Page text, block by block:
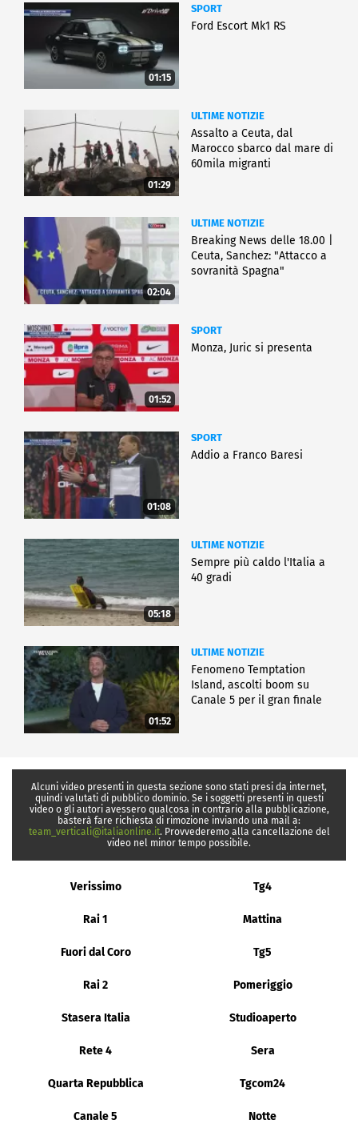
01:15
SPORT
Ford Escort Mk1 RS
01:29
ULTIME NOTIZIE
Assalto a Ceuta, dal
Marocco sbarco dal mare di
60mila migranti
02:04
ULTIME NOTIZIE
Breaking News delle 18.00 |
Ceuta, Sanchez: "Attacco a
sovranità Spagna"
01:52
SPORT
Monza, Juric si presenta
01:08
SPORT
Addio a Franco Baresi
05:18
ULTIME NOTIZIE
Sempre più caldo l'Italia a
40 gradi
01:52
ULTIME NOTIZIE
Fenomeno Temptation
Island, ascolti boom su
Canale 5 per il gran finale
Alcuni video presenti in questa sezione sono stati presi da internet,
quindi valutati di pubblico dominio. Se i soggetti presenti in questi
video o gli autori avessero qualcosa in contrario alla pubblicazione,
basterà fare richiesta di rimozione inviando una mail a:
team_verticali@italiaonline.it. Provvederemo alla cancellazione del
video nel minor tempo possibile.
Verissimo Tg4
Rai 1 Mattina
Fuori dal Coro Tg5
Rai 2 Pomeriggio
Stasera Italia Studioaperto
Rete 4 Sera
Quarta Repubblica Tgcom24
Canale 5 Notte